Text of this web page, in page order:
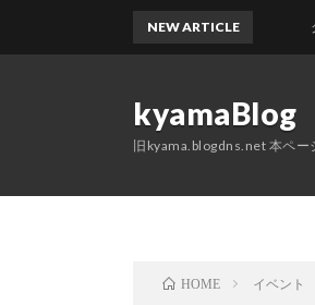
kyamaBlog
旧kyama.blogdns.net 本ペ
NEW ARTICLE グッド
HOME イベント